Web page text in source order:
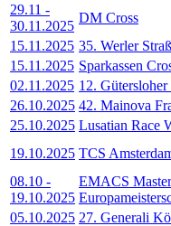
29.11 -
30.11.2025
DM Cross
15.11.2025 35. Werler
15.11.2025 Sparkassen
02.11.2025 12.
26.10.2025 42. Mainova
25.10.2025 Lusatian Race
19.10.2025 TCS
08.10 -
19.10.2025
EMACS
05.10.2025 27. Generali